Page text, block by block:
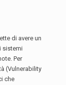
di avere un
sistemi
Per
(Vulnerability
che